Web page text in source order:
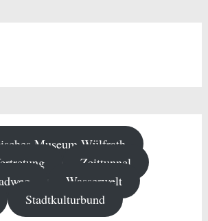
Museum Wülfrath
Zeittunnel
Wasserwelt
Stadtkulturbund